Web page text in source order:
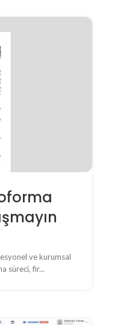
ve kurumsal
süreci, fir...